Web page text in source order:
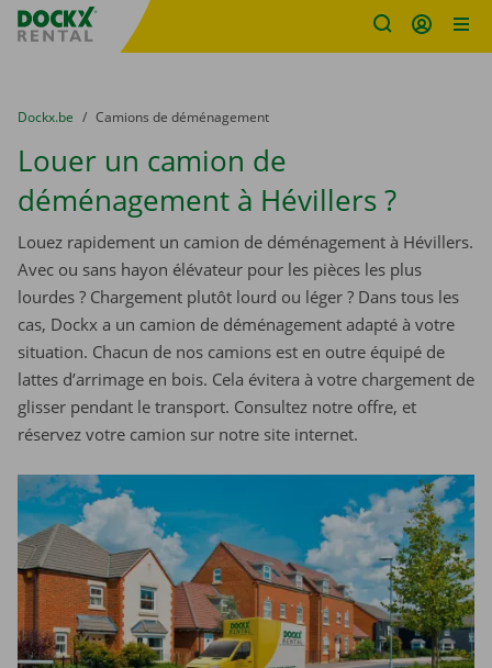
sitename
You are here:
du
Dockx.be to
Camions de déménagement
Louer un camion de
déménagement à Hévillers ?
Louez rapidement un camion de déménagement à Hévillers.
Avec ou sans hayon élévateur pour les pièces les plus
lourdes ? Chargement plutôt lourd ou léger ? Dans tous les
cas, Dockx a un camion de déménagement adapté à votre
situation. Chacun de nos camions est en outre équipé de
lattes d’arrimage en bois. Cela évitera à votre chargement de
glisser pendant le transport. Consultez notre offre, et
réservez votre camion sur notre site internet.